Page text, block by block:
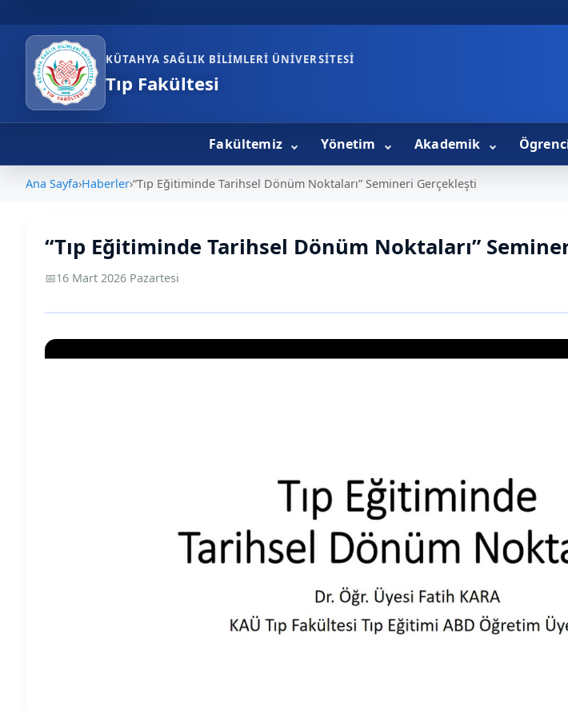
KÜTAHYA SAĞLIK BILIMLERI ÜNIVERSITESI
Tıp Fakültesi
Fakültemiz Yönetim Akademik
Ana Sayfa›Haberler›“Tıp Eğitiminde Tarihsel Dönüm Noktaları” Semineri Gerçekleşti
“Tıp Eğitiminde Tarihsel Dönüm Noktaları”
📅16 Mart 2026 Pazartesi